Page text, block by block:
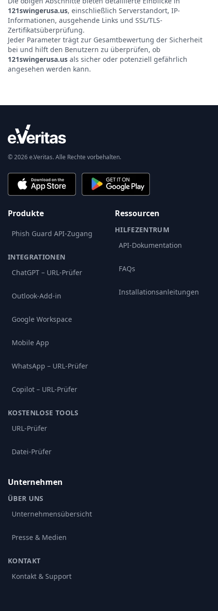
121swingerusa.us, einschließlich Serverstandort, IP-
Informationen, ausgehende Links und SSL/TLS-
Zertifikatsüberprüfung.
Jeder Parameter trägt zur Gesamtbewertung der Sicherheit
bei und hilft den Benutzern zu überprüfen, ob
121swingerusa.us als sicher oder potenziell gefährlich
angesehen werden kann.
© 2026 e.Veritas. Alle Rechte vorbehalten.
Produkte
Phish Guard API-Zugang
INTEGRATIONEN
ChatGPT – URL-Prüfer
Outlook-Add-in
Google Workspace
Mobile App
WhatsApp – URL-Prüfer
Copilot – URL-Prüfer
KOSTENLOSE TOOLS
URL-Prüfer
Datei-Prüfer
Ressourcen
HILFEZENTRUM
API-Dokumentation
FAQs
Installationsanleitungen
Unternehmen
ÜBER UNS
Unternehmensübersicht
Presse & Medien
KONTAKT
Kontakt & Support